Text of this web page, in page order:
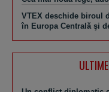
VTEX deschide biroul
în Europa Centrală şi